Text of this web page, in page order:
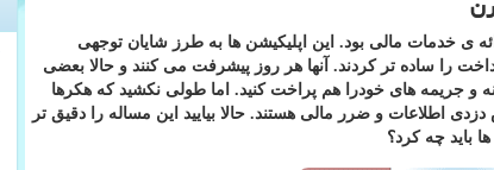
ی خدمات مالی بود. این اپلیكیشن ها به طرز شایان توجهی
را ساده تر كردند. آنها هر روز پیشرفت می كنند و حالا بعضی
و جریمه های خودرا هم پراخت كنید. اما طولی نكشید كه هكرها
اطلاعات و ضرر مالی هستند. حالا بیایید این مساله را دقیق تر
باید چه كرد؟